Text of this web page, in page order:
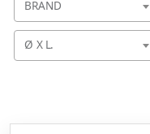
BRAND
Ø X L.